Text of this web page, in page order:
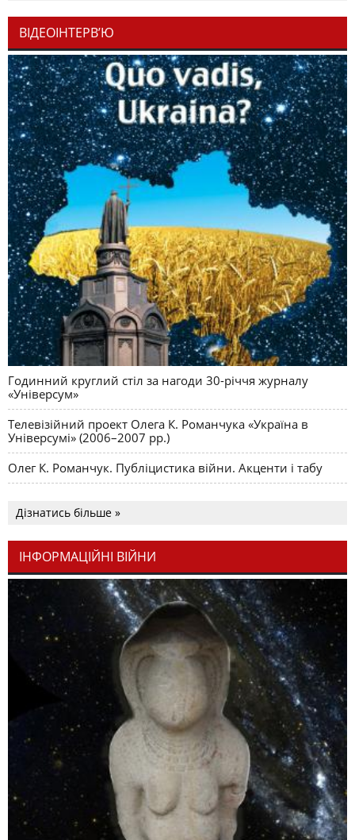
ВІДЕОІНТЕРВ’Ю
Годинний круглий стіл за нагоди 30-річчя журналу
«Універсум»
Телевізійний проект Олега К. Романчука «Україна в
Універсумі» (2006–2007 рр.)
Олег К. Романчук. Публіцистика війни. Акценти і табу
Дізнатись більше »
ІНФОРМАЦІЙНІ ВІЙНИ